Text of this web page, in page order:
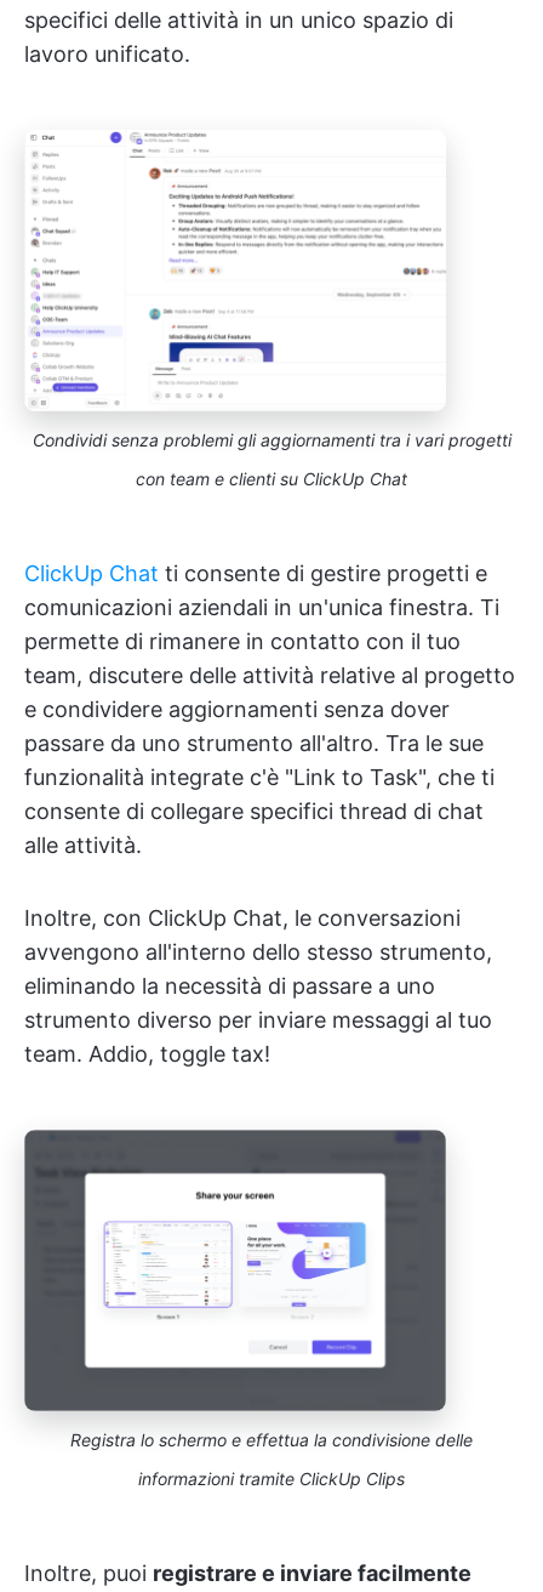
specifici delle attività in un unico spazio di
lavoro unificato.
Condividi senza problemi gli aggiornamenti tra i vari progetti
con team e clienti su ClickUp Chat
ClickUp Chat ti consente di gestire progetti e
comunicazioni aziendali in un'unica finestra. Ti
permette di rimanere in contatto con il tuo
team, discutere delle attività relative al progetto
e condividere aggiornamenti senza dover
passare da uno strumento all'altro. Tra le sue
funzionalità integrate c'è "Link to Task", che ti
consente di collegare specifici thread di chat
alle attività.
Inoltre, con ClickUp Chat, le conversazioni
avvengono all'interno dello stesso strumento,
eliminando la necessità di passare a uno
strumento diverso per inviare messaggi al tuo
team. Addio, toggle tax!
Registra lo schermo e effettua la condivisione delle
informazioni tramite ClickUp Clips
Inoltre, puoi registrare e inviare facilmente